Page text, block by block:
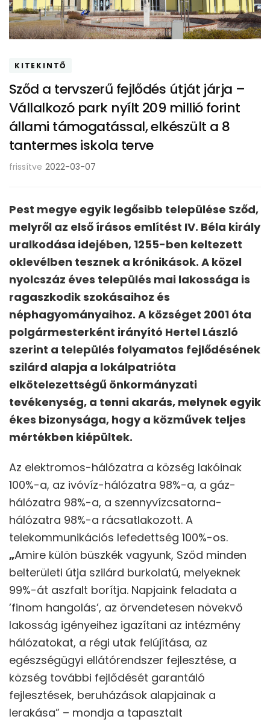
KITEKINTŐ
Sződ a tervszerű fejlődés útját járja –
Vállalkozó park nyílt 209 millió forint
állami támogatással, elkészült a 8
tantermes iskola terve
frissítve 2022-03-07
Pest megye egyik legősibb települése Sződ,
melyről az első írásos említést IV. Béla király
uralkodása idejében, 1255-ben keltezett
oklevélben tesznek a krónikások. A közel
nyolcszáz éves település mai lakossága is
ragaszkodik szokásaihoz és
néphagyományaihoz. A községet 2001 óta
polgármesterként irányító Hertel László
szerint a település folyamatos fejlődésének
szilárd alapja a lokálpatrióta
elkötelezettségű önkormányzati
tevékenység, a tenni akarás, melynek egyik
ékes bizonysága, hogy a közművek teljes
mértékben kiépültek.
Az elektromos-hálózatra a község lakóinak
100%-a, az ivóvíz-hálózatra 98%-a, a gáz-
hálózatra 98%-a, a szennyvízcsatorna-
hálózatra 98%-a rácsatlakozott. A
telekommunikációs lefedettség 100%-os.
„Amire külön büszkék vagyunk, Sződ minden
belterületi útja szilárd burkolatú, melyeknek
99%-át aszfalt borítja. Napjaink feladata a
’finom hangolás’, az örvendetesen növekvő
lakosság igényeihez igazítani az intézmény
hálózatokat, a régi utak felújítása, az
egészségügyi ellátórendszer fejlesztése, a
község további fejlődését garantáló
fejlesztések, beruházások alapjainak a
lerakása” – mondja a tapasztalt